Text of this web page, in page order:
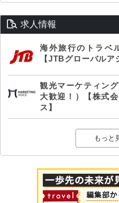
求人情報
海外旅行のトラベ
【JTBグローバルア
観光マーケティン
大歓迎！）【株式
ス】
もっと